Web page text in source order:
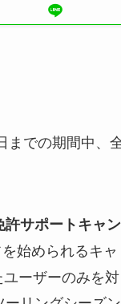
までの期間中、
許サポートキャン
始められるキャ
ーザーのみを対